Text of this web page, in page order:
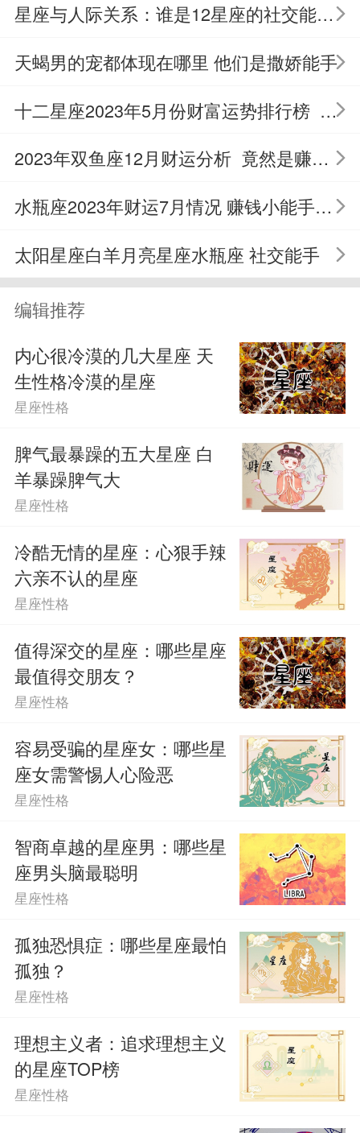
想白羊认同自己的观点，但是他们总是嘴
仗不服软，反正别人说的都不对，只有自
存在感，生怕别人觉得自己没到。
第三名天蝎座
精，在跟天蝎聊天的时候甚至自己话都没
说清楚他们就开始反驳，他们不同意你说
的每一个字，誓死捍卫自己反驳的权力，
嘴仗也不会跟你服输的。社交中的天蝎他
们无论什么话题都要争个短长，分个输
赢。你觉得这样，他们偏认为是那样。为
了独特而独特，为了抬杠而抬杠。和他们
命。甚至他们还认为自己这样是耿直。
星座与人际关系：谁是12星座的社交能手？
天蝎男的宠都体现在哪里 他们是撒娇能手
十二星座2023年5月份财富运势排行榜 谁是赚钱小能手
2023年双鱼座12月财运分析 竟然是赚钱小能手
水瓶座2023年财运7月情况 赚钱小能手一个
太阳星座白羊月亮星座水瓶座 社交能手
编辑推荐
内心很冷漠的几大星座 天
生性格冷漠的星座
星座性格
脾气最暴躁的五大星座 白
羊暴躁脾气大
星座性格
冷酷无情的星座：心狠手辣
六亲不认的星座
星座性格
值得深交的星座：哪些星座
最值得交朋友？
星座性格
容易受骗的星座女：哪些星
座女需警惕人心险恶
星座性格
智商卓越的星座男：哪些星
座男头脑最聪明
星座性格
孤独恐惧症：哪些星座最怕
孤独？
星座性格
理想主义者：追求理想主义
的星座TOP榜
星座性格